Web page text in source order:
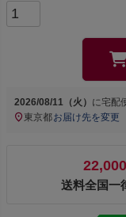
2026/08/11（火） に宅配
東京都お届け先を変更
22,000
送料全国一